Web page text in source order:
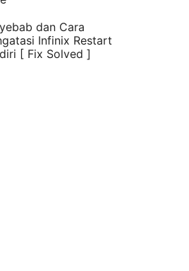
dan Cara
Infinix Restart
[ Fix Solved ]